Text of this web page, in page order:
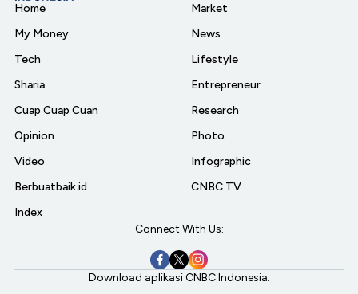
Home
My Money
Tech
Sharia
Cuap Cuap Cuan
Opinion
Video
Berbuatbaik.id
Index
Market
News
Lifestyle
Entrepreneur
Research
Photo
Infographic
CNBC TV
Connect With Us:
Download aplikasi CNBC Indonesia: